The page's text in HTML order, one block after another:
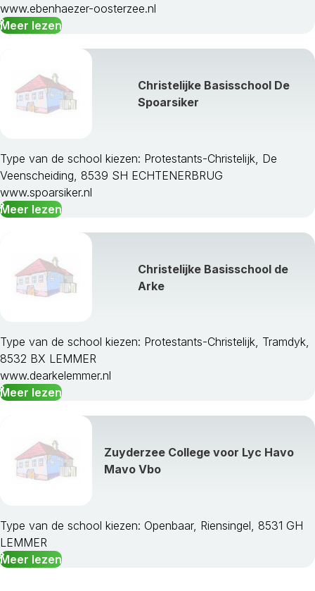
www.ebenhaezer-oosterzee.nl
Meer lezen
Christelijke Basisschool De
Spoarsiker
Type van de school kiezen: Protestants-Christelijk, De
Veenscheiding, 8539 SH ECHTENERBRUG
www.spoarsiker.nl
Meer lezen
Christelijke Basisschool de
Arke
Type van de school kiezen: Protestants-Christelijk, Tramdyk,
8532 BX LEMMER
www.dearkelemmer.nl
Meer lezen
Zuyderzee College voor Lyc Havo
Mavo Vbo
Type van de school kiezen: Openbaar, Riensingel, 8531 GH
LEMMER
Meer lezen